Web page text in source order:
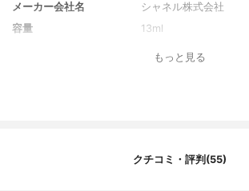
メーカー会社名
シャネル株式会社
容量
13ml
もっと見る
クチコミ・評判(55)